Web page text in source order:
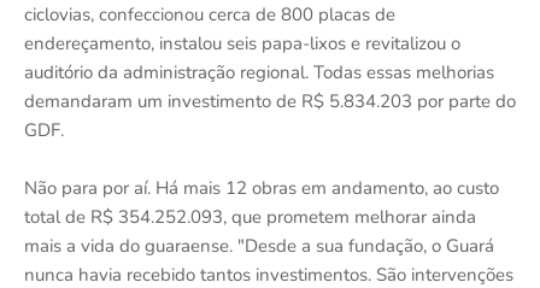
ciclovias, confeccionou cerca de 800 placas de
endereçamento, instalou seis papa-lixos e revitalizou o
auditório da administração regional. Todas essas melhorias
demandaram um investimento de R$ 5.834.203 por parte do
GDF.
Não para por aí. Há mais 12 obras em andamento, ao custo
total de R$ 354.252.093, que prometem melhorar ainda
mais a vida do guaraense. "Desde a sua fundação, o Guará
nunca havia recebido tantos investimentos. São intervenções